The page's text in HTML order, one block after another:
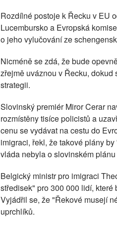
Rozdílné postoje k Řecku v EU
Lucembursko a Evropská
o jeho vylučování ze
Nicméně se zdá, že bude
zřejmě uváznou v Řecku,
strategii.
Slovinský premiér Miror Cerar
rozmístěny tisíce policistů a
cenu se vydávat na cestu do
imigraci, řekl, že takové plány
vláda nebyla o slovinském
Belgický ministr pro imigraci
středisek" pro 300 000 lidí,
Vyjádřil se, že "Řekové musejí
uprchlíků.